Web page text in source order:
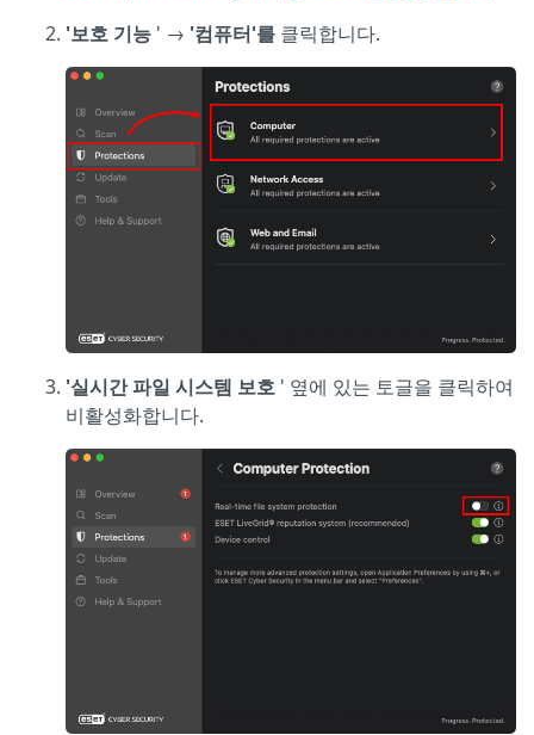
'보호 기능 ' → '컴퓨터'를 클릭합니다.
'실시간 파일 시스템 보호 ' 옆에 있는 토글을 클릭하여
비활성화합니다.